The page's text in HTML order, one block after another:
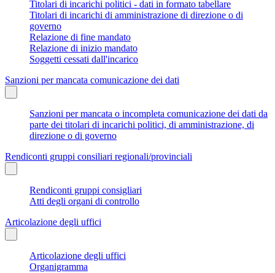
Titolari di incarichi politici - dati in formato tabellare
Titolari di incarichi di amministrazione di direzione o di
governo
Relazione di fine mandato
Relazione di inizio mandato
Soggetti cessati dall'incarico
Sanzioni per mancata comunicazione dei dati
Sanzioni per mancata o incompleta comunicazione dei dati da
parte dei titolari di incarichi politici, di amministrazione, di
direzione o di governo
Rendiconti gruppi consiliari regionali/provinciali
Rendiconti gruppi consigliari
Atti degli organi di controllo
Articolazione degli uffici
Articolazione degli uffici
Organigramma